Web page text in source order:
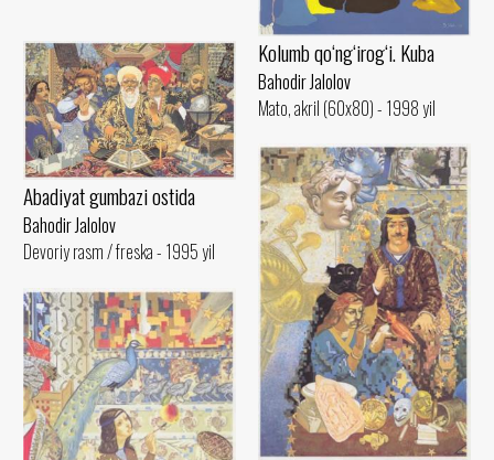
Kolumb qo‘ng‘irog‘i. Kuba
Bahodir Jalolov
Mato, akril (60x80) - 1998 yil
Abadiyat gumbazi ostida
Bahodir Jalolov
Devoriy rasm / freska - 1995 yil